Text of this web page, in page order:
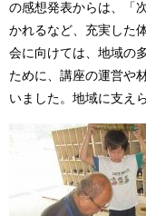
の感想発表からは、「
かれるなど、充実した
会に向けては、地域の
ために、講座の運営や
いました。地域に支え